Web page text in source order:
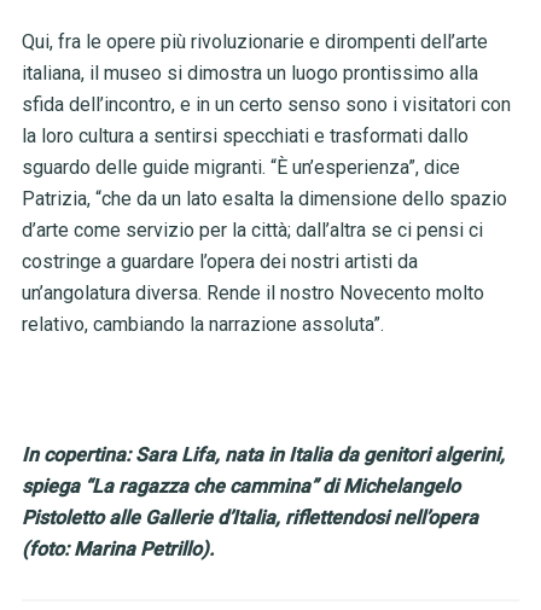
Qui, fra le opere più rivoluzionarie e dirompenti dell’arte
italiana, il museo si dimostra un luogo prontissimo alla
sfida dell’incontro, e in un certo senso sono i visitatori con
la loro cultura a sentirsi specchiati e trasformati dallo
sguardo delle guide migranti. “È un’esperienza”, dice
Patrizia, “che da un lato esalta la dimensione dello spazio
d’arte come servizio per la città; dall’altra se ci pensi ci
costringe a guardare l’opera dei nostri artisti da
un’angolatura diversa. Rende il nostro Novecento molto
relativo, cambiando la narrazione assoluta”.
In copertina: Sara Lifa, nata in Italia da genitori algerini,
spiega “La ragazza che cammina” di Michelangelo
Pistoletto alle Gallerie d’Italia, riflettendosi nell’opera
(foto: Marina Petrillo).